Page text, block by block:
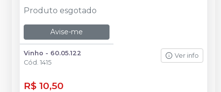
Produto esgotado
Avise-me
Vinho - 60.05.122
Cód. 1415
Ver info
R$ 10,50